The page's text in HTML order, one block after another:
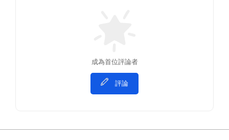
成為首位評論者
評論